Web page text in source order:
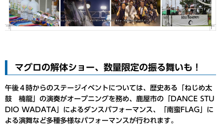
マグロの解体ショー、数量限定の振る舞いも！
午後４時からのステージイベントについては、歴史ある「ねじめ太
鼓 楠龍」の演奏がオープニングを務め、鹿屋市の「DANCE STU
DIO WADATA」によるダンスパフォーマンス、「南蛮FLAG」に
よる演舞など多種多様なパフォーマンスが行われます。